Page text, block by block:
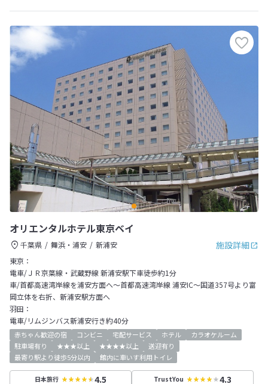
オリエンタルホテル東京ベイ
施設詳細
千葉県 舞浜・浦安
新浦安
東京：
電車/ＪＲ京葉線・武蔵野線 新浦安駅下車徒歩約1分
車/首都高速湾岸線を浦安方面へ～首都高速湾岸線 浦安IC～国道357号より富
岡立体を右折、新浦安駅方面へ
羽田：
電車/リムジンバス新浦安行き約40分
赤ちゃん歓迎の宿 コンビニ 宅配サービス ホテル
カラオケルーム
駐車場有り
★★★以上 ★★★★以上
送迎有り
最寄り駅より徒歩5分以内
館内に車いす利用トイレ
日本旅行 4.5 TrustYou 4.3